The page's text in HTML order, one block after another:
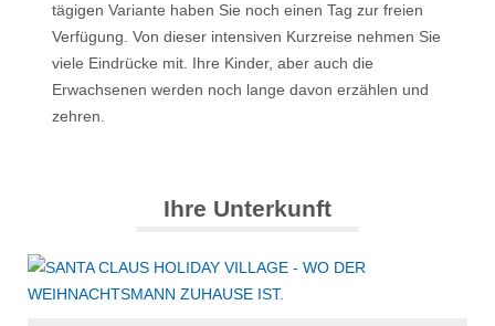
tägigen Variante haben Sie noch einen Tag zur freien
Verfügung. Von dieser intensiven Kurzreise nehmen Sie
viele Eindrücke mit. Ihre Kinder, aber auch die
Erwachsenen werden noch lange davon erzählen und
zehren.
Ihre Unterkunft